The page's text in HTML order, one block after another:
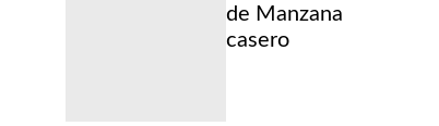
de Manzana
casero